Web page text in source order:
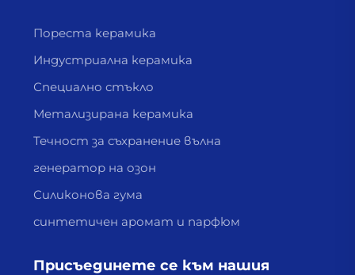
Пореста керамика
Индустриална керамика
Специално стъкло
Метализирана керамика
Течност за съхранение вълна
генератор на озон
Силиконова гума
синтетичен аромат и парфюм
Присъединете се към нашия